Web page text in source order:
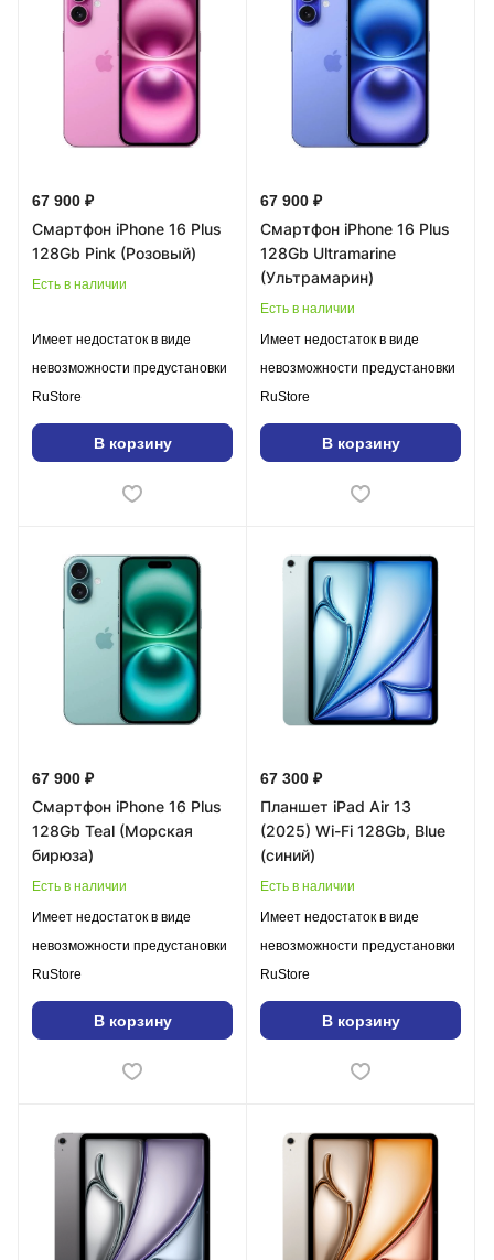
67 900 ₽
Смартфон iPhone 16 Plus
128Gb Pink (Розовый)
Есть в наличии
Имеет недостаток в виде
невозможности предустановки
RuStore
В корзину
67 900 ₽
Смартфон iPhone 16 Plus
128Gb Ultramarine
(Ультрамарин)
Есть в наличии
Имеет недостаток в виде
невозможности предустановки
RuStore
В корзину
67 900 ₽
Смартфон iPhone 16 Plus
128Gb Teal (Морская
бирюза)
Есть в наличии
Имеет недостаток в виде
невозможности предустановки
RuStore
В корзину
67 300 ₽
Планшет iPad Air 13
(2025) Wi-Fi 128Gb, Blue
(синий)
Есть в наличии
Имеет недостаток в виде
невозможности предустановки
RuStore
В корзину